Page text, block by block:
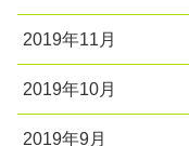
2019年11月
2019年10月
2019年9月